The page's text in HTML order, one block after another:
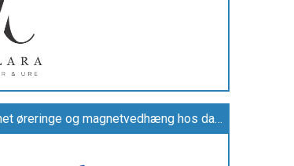
Mangler du magnetsmykker, så find magnet øreringe og magnetvedhæng hos danolan.dk